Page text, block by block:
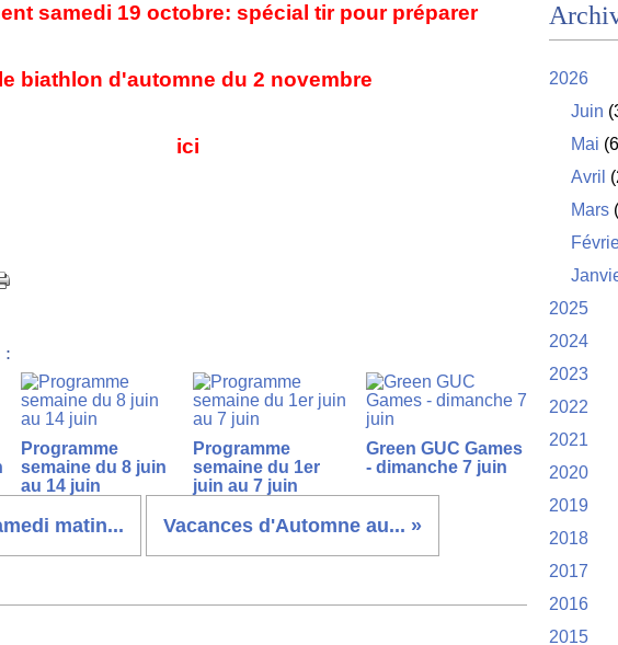
samedi 19 octobre: spécial tir pour préparer
le biathlon d'automne du 2 novembre
ici
:
Programme
semaine du 8 juin
au 14 juin
Programme
semaine du 1er
juin au 7 juin
Green GUC Games
- dimanche 7 juin
matin... Vacances d'Automne au... »
2026
Juin
Mai
Avril
Mars
2025
2024
2023
2022
2021
2020
2019
2018
2017
2016
2015